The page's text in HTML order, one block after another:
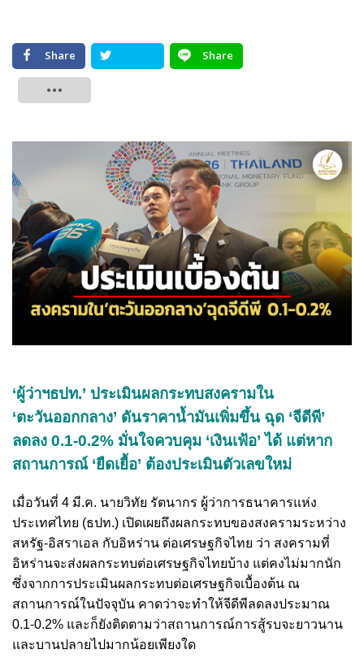
Share
Share
‘ผู้ว่าฯธปท.’ ประเมินผลกระทบสงครามใน
‘ตะวันออกกลาง’ ดันราคาน้ำมันเพิ่มขึ้น ฉุด ‘จีดีพี’
ลดลง 0.1-0.2% มั่นใจควบคุม ‘เงินเฟ้อ’ ได้ แต่หาก
สถานการณ์ ‘ยืดเยื้อ’ ต้องประเมินตัวเลขใหม่
เมื่อวันที่ 4 มี.ค. นายวิทัย รัตนากร ผู้ว่าการธนาคารแห่ง
ประเทศไทย (ธปท.) เปิดเผยถึงผลกระทบของสงครามระหว่าง
สหรัฐ-อิสราเอล กับอิหร่าน ต่อเศรษฐกิจไทย ว่า สงครามที่
อิหร่านจะส่งผลกระทบต่อเศรษฐกิจไทยบ้าง แต่คงไม่มากนัก
ซึ่งจากการประเมินผลกระทบต่อเศรษฐกิจเบื้องต้น ณ
สถานการณ์ในปัจจุบัน คาดว่าจะทำให้จีดีพีลดลงประมาณ
0.1-0.2% และก็ยังติดตามว่าสถานการณ์การสู้รบจะยาวนาน
และบานปลายไปมากน้อยเพียงใด